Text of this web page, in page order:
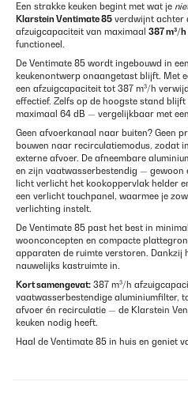
Een strakke keuken begint met wat je
Klarstein Ventimate 85 verdwijnt achter
afzuigcapaciteit van maximaal 387 m³/h
functioneel.
De Ventimate 85 wordt ingebouwd in
keukenontwerp onaangetast blijft. Met
een afzuigcapaciteit tot 387 m³/h
effectief. Zelfs op de hoogste stand
maximaal 64 dB — vergelijkbaar met
Geen afvoerkanaal naar buiten? Geen
bouwen naar recirculatiemodus, zodat
externe afvoer. De afneembare
en zijn vaatwasserbestendig — gewoon
licht verlicht het kookoppervlak helder
een verlicht touchpanel, waarmee je
verlichting instelt.
De Ventimate 85 past het best in
woonconcepten en compacte
apparaten de ruimte verstoren. Dankzij
nauwelijks kastruimte in.
Kort samengevat: 387 m³/h
vaatwasserbestendige aluminiumfilter,
afvoer én recirculatie — de Klarstein
keuken nodig heeft.
Haal de Ventimate 85 in huis en geniet